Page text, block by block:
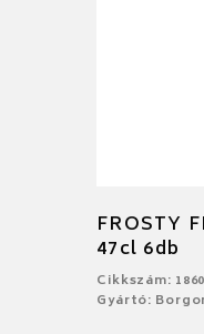
FROSTY
47cl 6db
Cikkszám:
Gyártó: